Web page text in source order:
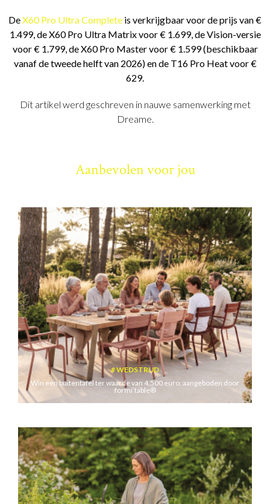
DeX60 Pro Ultra Complete is verkrijgbaar voor de prijs van €
1.499, de X60 Pro Ultra Matrix voor € 1.699, de Vision-versie
voor € 1.799, de X60 Pro Master voor € 1.599 (beschikbaar
vanaf de tweede helft van 2026) en de T16 Pro Heat voor €
629.
Dit artikel werd geschreven in nauwe samenwerking met
Dreame.
Aanbevolen voor jou
WEDSTRIJD
Win een buitentafel ter waarde van 4.500 euro, aangeboden door
formi’table®